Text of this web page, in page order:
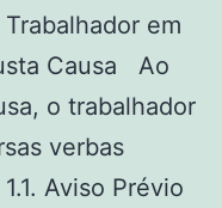
em
Causa Ao
o trabalhador
verbas
Aviso Prévio